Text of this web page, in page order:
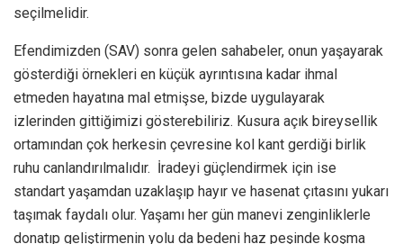
seçilmelidir.
Efendimizden (SAV) sonra gelen sahabeler, onun yaşayarak
gösterdiği örnekleri en küçük ayrıntısına kadar ihmal
etmeden hayatına mal etmişse, bizde uygulayarak
izlerinden gittiğimizi gösterebiliriz. Kusura açık bireysellik
ortamından çok herkesin çevresine kol kant gerdiği birlik
ruhu canlandırılmalıdır. İradeyi güçlendirmek için ise
standart yaşamdan uzaklaşıp hayır ve hasenat çıtasını yukarı
taşımak faydalı olur. Yaşamı her gün manevi zenginliklerle
donatıp geliştirmenin yolu da bedeni haz peşinde koşma